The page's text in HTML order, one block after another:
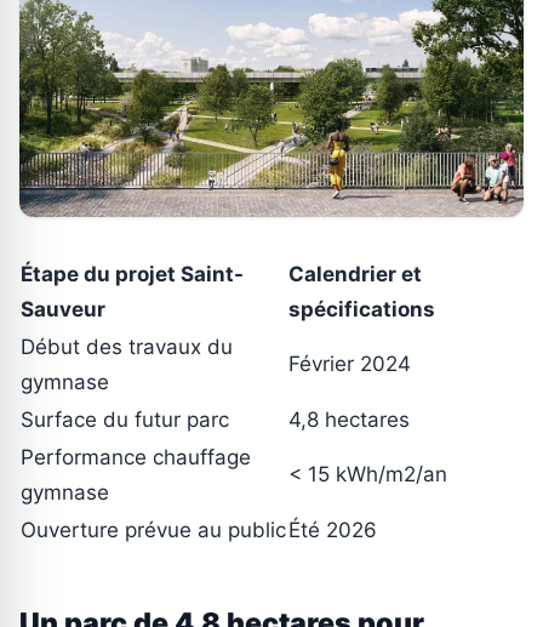
Étape du projet Saint-
Sauveur
Calendrier et
spécifications
Début des travaux du
gymnase
Février 2024
Surface du futur parc
4,8 hectares
Performance chauffage
gymnase
< 15 kWh/m2/an
Ouverture prévue au publicÉté 2026